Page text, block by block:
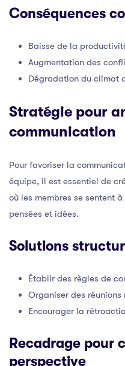
Conséquences
Baisse de la
Augmentation des
Dégradation du climat
Stratégie pour
communication
Pour favoriser la
équipe, il est essentiel de
où les membres se sentent
pensées et idées.
Solutions
Établir des règles de
Organiser des réunions
Encourager la
Recadrage pour
perspective